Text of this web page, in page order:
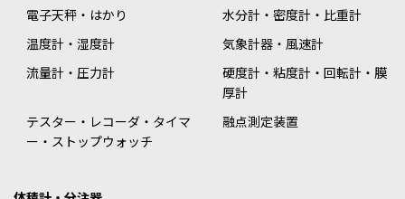
電子天秤・はかり
水分計・密度計・比重計
温度計・湿度計
気象計器・風速計
流量計・圧力計
硬度計・粘度計・回転計・膜
厚計
テスター・レコーダ・タイマ
ー・ストップウォッチ
融点測定装置